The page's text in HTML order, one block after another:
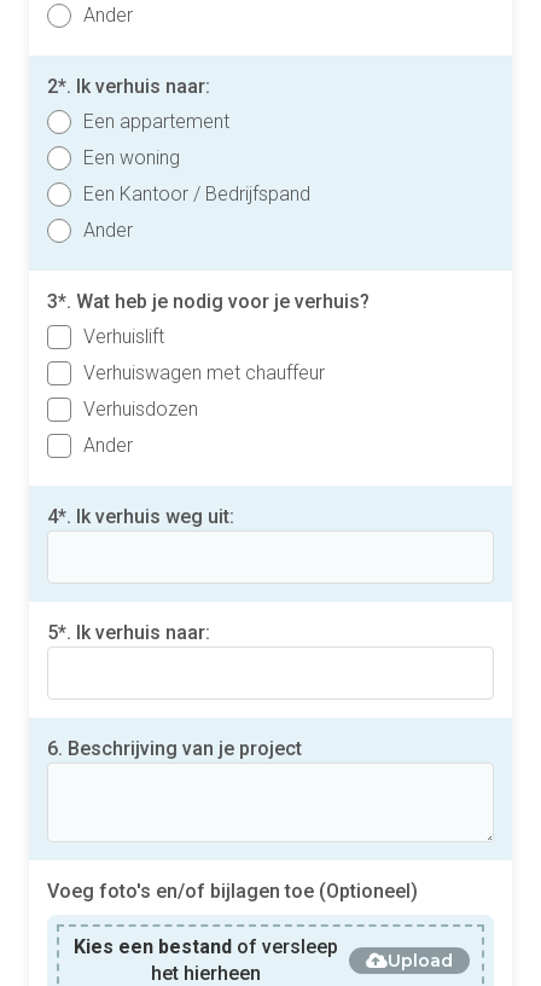
Ander
2*. Ik verhuis naar:
Een appartement
Een woning
Een Kantoor / Bedrijfspand
Ander
3*. Wat heb je nodig voor je verhuis?
Verhuislift
Verhuiswagen met chauffeur
Verhuisdozen
Ander
4*. Ik verhuis weg uit:
5*. Ik verhuis naar:
6. Beschrijving van je project
Voeg foto's en/of bijlagen toe (Optioneel)
Kies een bestand of versleep
het hierheen
Upload